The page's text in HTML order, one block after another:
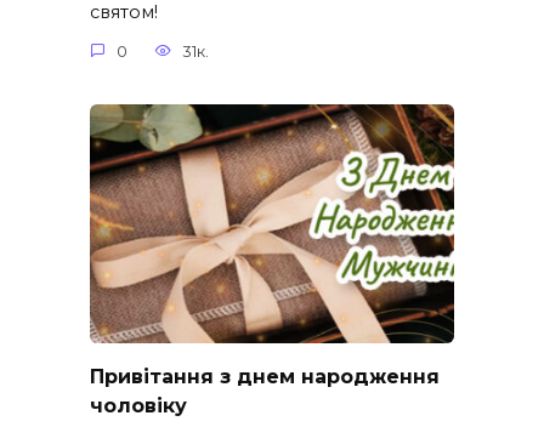
святом!
0 31к.
Привітання з днем народження
чоловіку